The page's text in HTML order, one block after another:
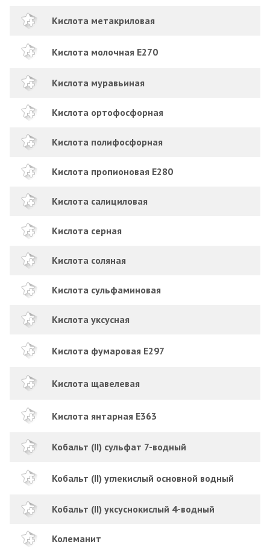
Кислота метакриловая
Кислота молочная Е270
Кислота муравьиная
Кислота ортофосфорная
Кислота полифосфорная
Кислота пропионовая E280
Кислота салициловая
Кислота серная
Кислота соляная
Кислота сульфаминовая
Кислота уксусная
Кислота фумаровая Е297
Кислота щавелевая
Кислота янтарная Е363
Кобальт (II) сульфат 7-водный
Кобальт (II) углекислый основной водный
Кобальт (II) уксуснокислый 4-водный
Колеманит